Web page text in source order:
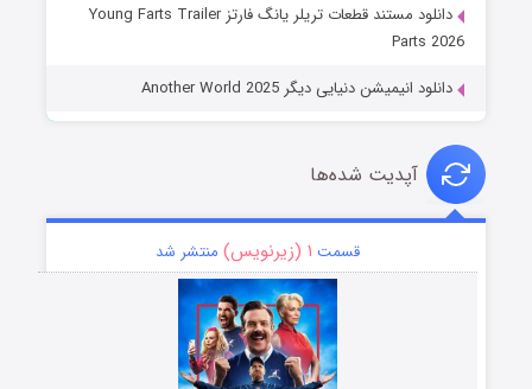
دانلود مستند قطعات تریلر یانگ فارتز Young Farts Trailer
Parts 2026
دانلود انیمیشن دنیایی دیگر Another World 2025
آپدیت شده‌ها
قسمت ۱ (زیرنویس) منتشر شد